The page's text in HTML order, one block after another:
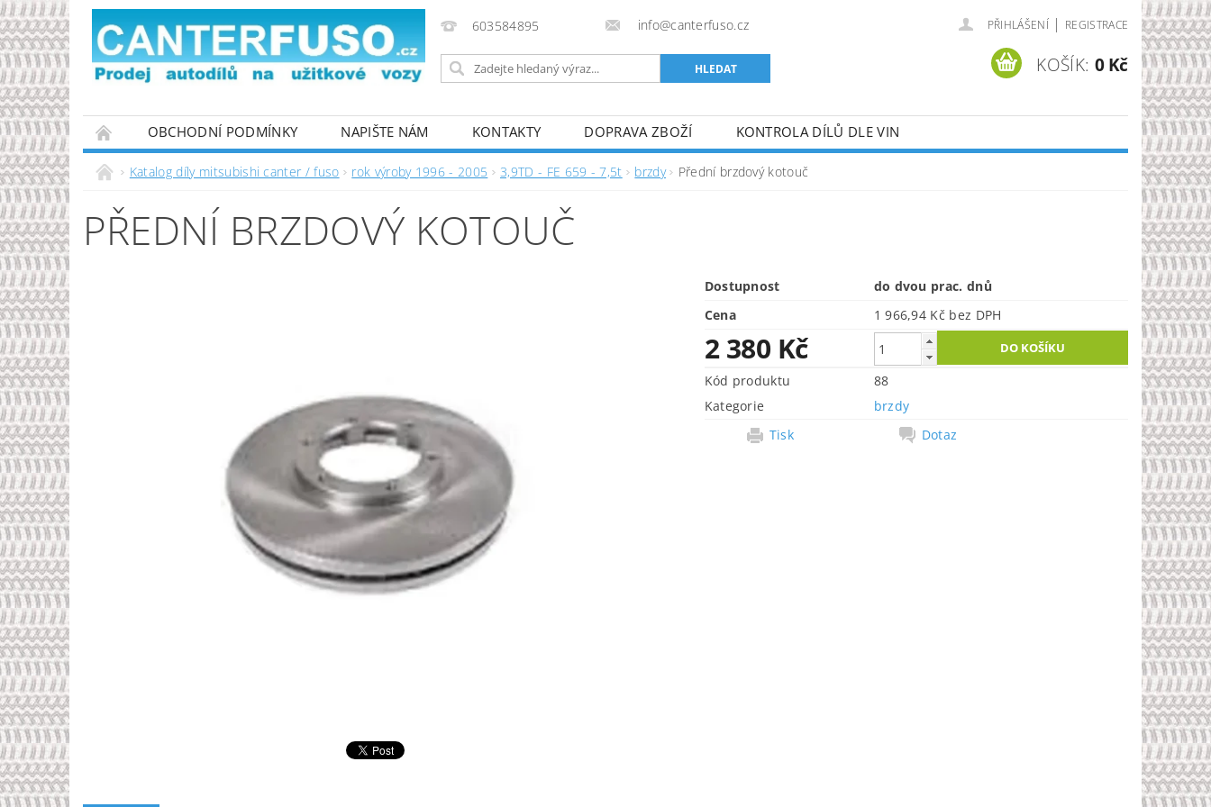
603584895 info@canterfuso.cz PŘIHLÁŠENÍ | REGISTRACE
KOŠÍK: 0 Kč
OBCHODNÍ PODMÍNKY NAPIŠTE NÁM KONTAKTY DOPRAVA ZBOŽÍ
KONTROLA DÍLŮ DLE VIN
PODMÍNKY OCHRANY OSOBNÍCH ÚDAJŮ
Katalog díly mitsubishi canter / fuso rok výroby 1996 - 2005 3,9TD - FE 659 - 7,5t brzdy Přední brzdový kotouč
PŘEDNÍ BRZDOVÝ KOTOUČ
Dostupnost
do dvou prac. dnů
Cena
1 966,94 Kč bez DPH
2 380 Kč
Kód produktu
88
Kategorie
brzdy
Tisk
Dotaz